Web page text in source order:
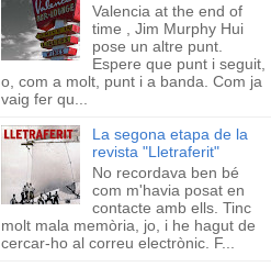
Valencia at the end of
time , Jim Murphy Hui
pose un altre punt.
Espere que punt i seguit,
o, com a molt, punt i a banda. Com ja
vaig fer qu...
La segona etapa de la
revista "Lletraferit"
No recordava ben bé
com m'havia posat en
contacte amb ells. Tinc
molt mala memòria, jo, i he hagut de
cercar-ho al correu electrònic. F...